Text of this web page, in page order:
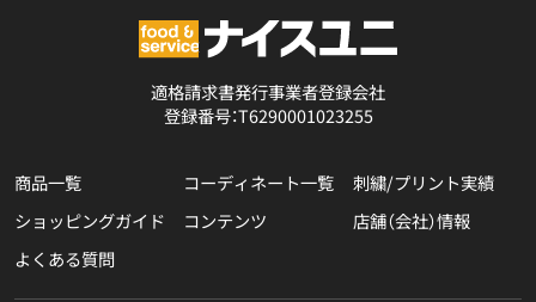
適格請求書発行事業者登録会社
登録番号：T6290001023255
商品一覧 コーディネート一覧
刺繍/プリント実績
ショッピングガイド
コンテンツ
店舗（会社）情報
よくある質問